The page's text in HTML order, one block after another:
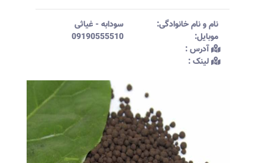
نام و نام خانوادگی:‌ سودابه - غیاثی
موبایل:‌
09190555510
آدرس :‌
لینک :‌